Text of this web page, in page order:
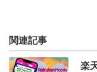
関連記事
楽